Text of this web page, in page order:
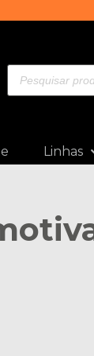
Linhas